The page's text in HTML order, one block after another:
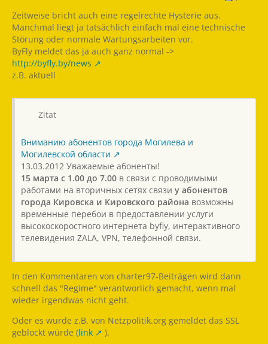
Zeitweise bricht auch eine regelrechte Hysterie aus.
Manchmal liegt ja tatsächlich einfach mal eine technische
Störung oder normale Wartungsarbeiten vor.
ByFly meldet das ja auch ganz normal ->
http://byfly.by/news
z.B. aktuell
Zitat
Вниманию абонентов города Могилева и
Могилевской области
13.03.2012 Уважаемые абоненты!
15 марта с 1.00 до 7.00 в связи с проводимыми
работами на вторичных сетях связи у абонентов
города Кировска и Кировского района возможны
временные перебои в предоставлении услуги
высокоскоростного интернета byfly, интерактивного
телевидения ZALA, VPN, телефонной связи.
In den Kommentaren von charter97-Beiträgen wird dann
schnell das "Regime" verantworlich gemacht, wenn mal
wieder irgendwas nicht geht.
Oder es wurde z.B. von Netzpolitik.org gemeldet das SSL
geblockt würde (link
).